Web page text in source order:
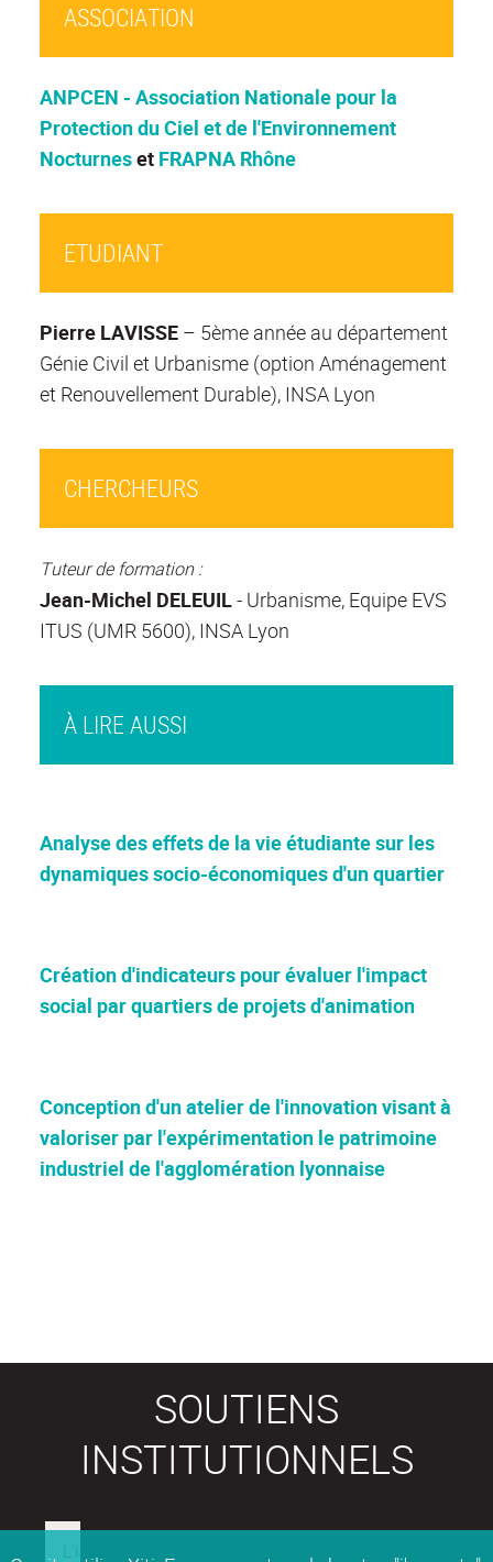
À LIRE AUSSI
Analyse des effets de la vie étudiante sur les
dynamiques socio-économiques d'un quartier
Création d'indicateurs pour évaluer l'impact
social par quartiers de projets d'animation
Conception d'un atelier de l'innovation visant à
valoriser par l'expérimentation le patrimoine
industriel de l'agglomération lyonnaise
ASSOCIATION
ANPCEN - Association Nationale pour la
Protection du Ciel et de l'Environnement
Nocturneset FRAPNA Rhône
ETUDIANT
Pierre LAVISSE – 5ème année au département
Génie Civil et Urbanisme (option Aménagement
et Renouvellement Durable), INSA Lyon
CHERCHEURS
Tuteur de formation :
Jean-Michel DELEUIL- Urbanisme, Equipe EVS
ITUS (UMR 5600), INSA Lyon
SOUTIENS
INSTITUTIONNELS